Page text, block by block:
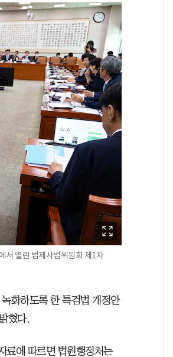
서 열린 법제사법위원회 제1차
화하도록 한 특검법 개정안
혔다.
료에 따르면 법원행정처는